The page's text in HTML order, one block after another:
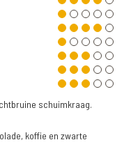
schuimkraag.
koffie en zwarte